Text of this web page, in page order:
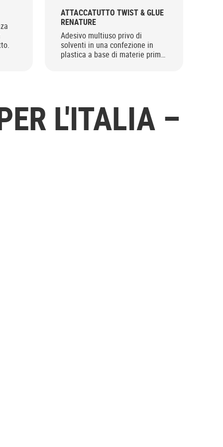
ATTACCATUTTO TWIST & GLUE
RENATURE
Adesivo multiuso privo di
solventi in una confezione in
plastica a base di materie prime
L'ITALIA –